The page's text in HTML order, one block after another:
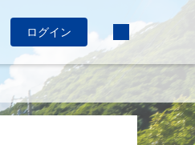
ログイン